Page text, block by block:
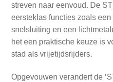
streven naar eenvoud. De
eersteklas functies zoals
snelsluiting en een
het een praktische keuze is
stad als vrijetijdsrijders.
Opgevouwen verandert de